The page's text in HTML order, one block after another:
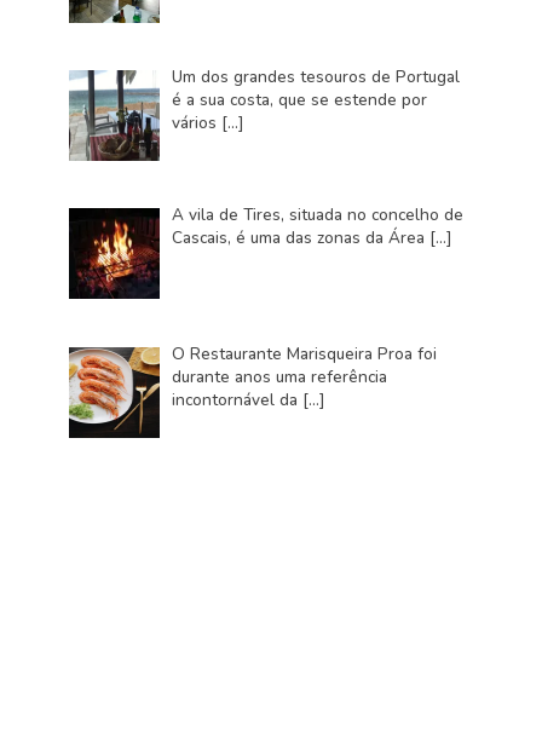
Um dos grandes tesouros de Portugal
é a sua costa, que se estende por
vários […]
A vila de Tires, situada no concelho de
Cascais, é uma das zonas da Área […]
O Restaurante Marisqueira Proa foi
durante anos uma referência
incontornável da […]